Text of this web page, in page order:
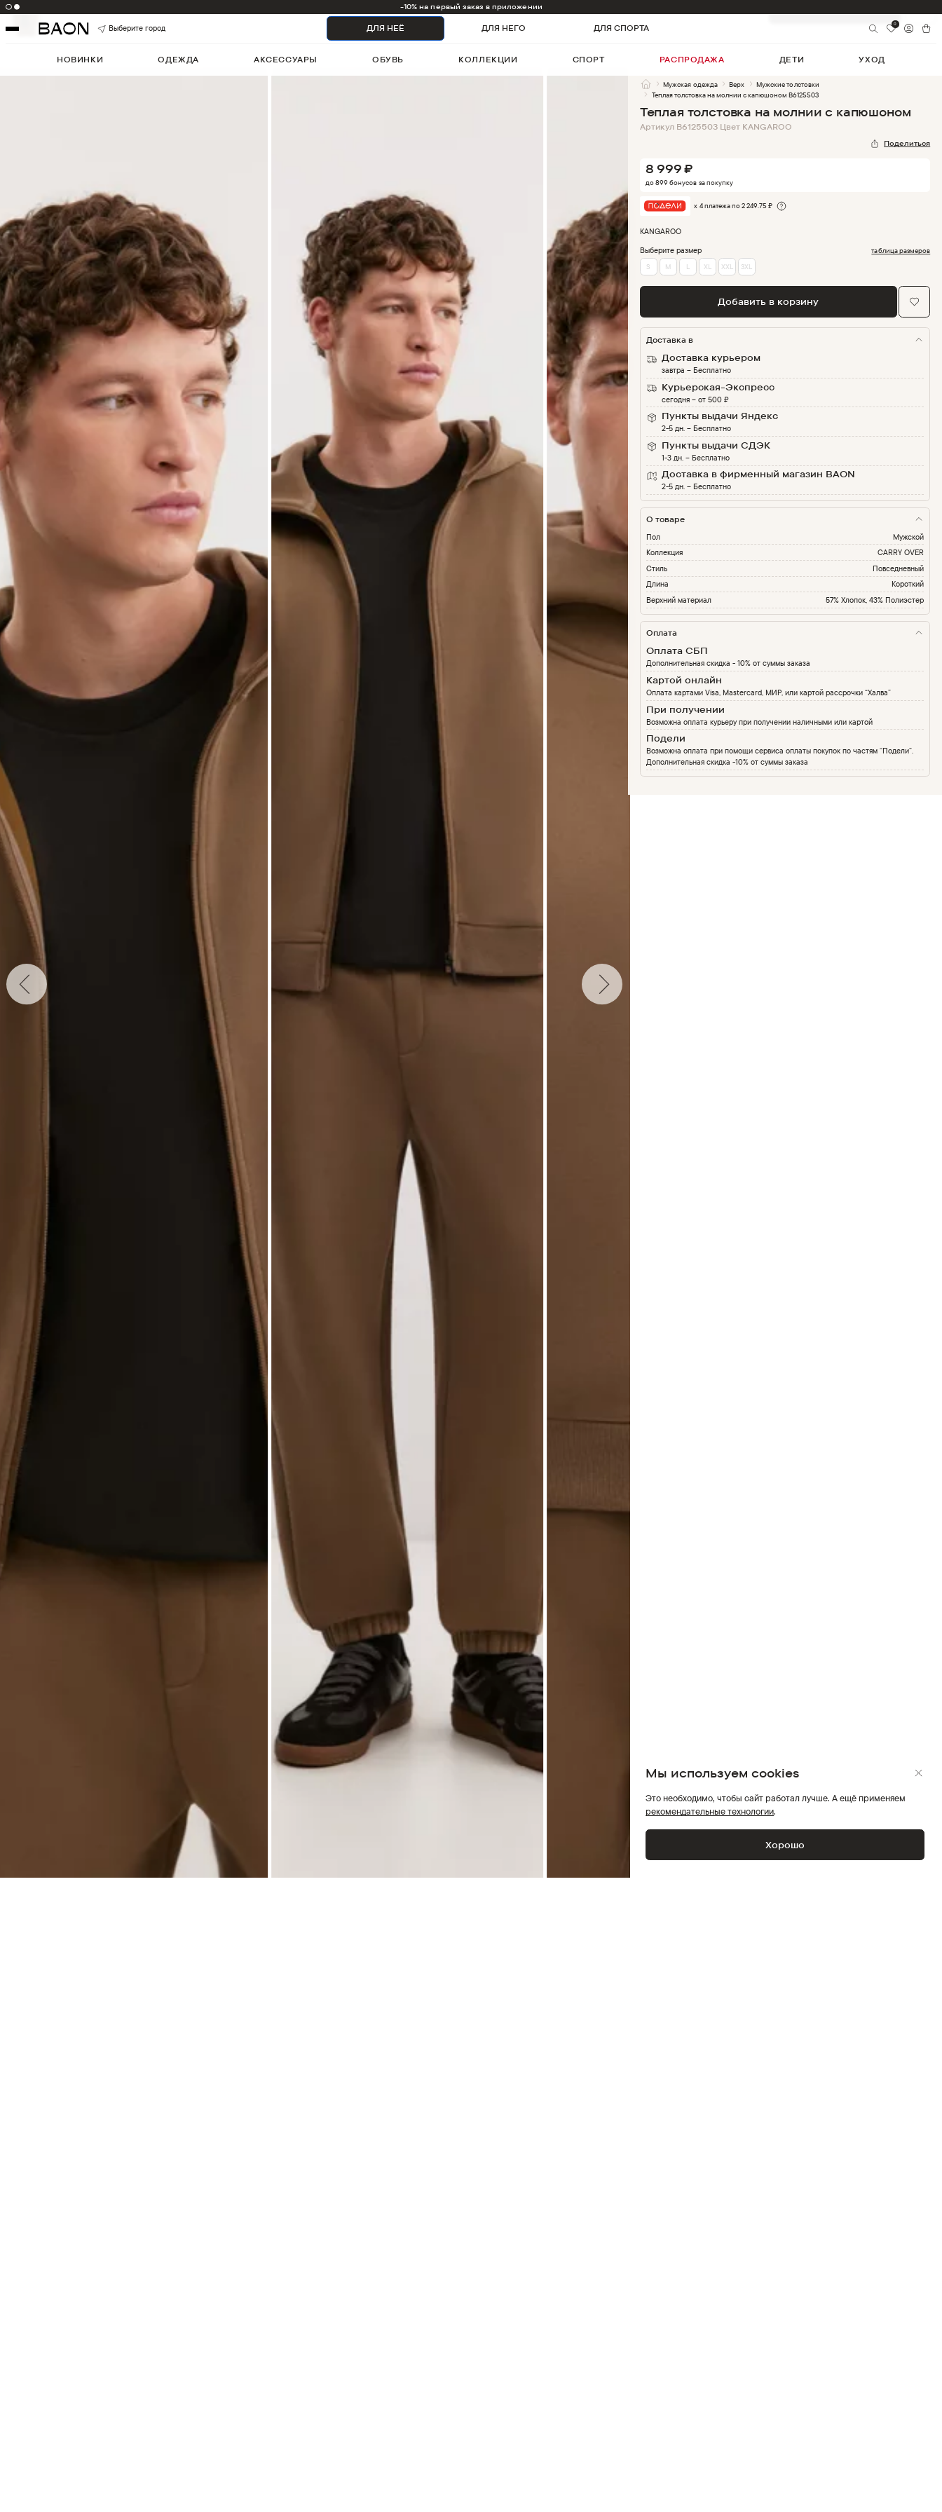
1000 бонусов на первый заказ
Выберите город ДЛЯ НЕЁ ДЛЯ НЕГО ДЛЯ СПОРТА 0
НОВИНКИ ОДЕЖДА АКСЕССУАРЫ ОБУВЬ КОЛЛЕКЦИИ СПОРТ РАСПРОДАЖА ДЕТИ УХОД
5
Мужская одежда Верх
Мужские толстовки
Теплая толстовка на молнии с капюшоном B6125503
Теплая толстовка на молнии с капюшоном
Артикул B6125503 Цвет KANGAROO
Поделиться
8 999 ₽
до899бонусов за покупку
х 4 платежа по2 249.75 ₽
KANGAROO
Выберите размер
таблица размеров
S
M L XL XXL 3XL
Добавить в корзину
Доставка в
Доставка курьером
завтра – Бесплатно
Курьерская-Экспресс
сегодня– от 500 ₽
Пункты выдачи Яндекс
2-5 дн.– Бесплатно
Пункты выдачи СДЭК
1-3 дн. – Бесплатно
Доставка в фирменный магазин BAON
2-5 дн.– Бесплатно
О товаре
Пол
Мужской
Коллекция
CARRY OVER
Стиль
Повседневный
Длина
Короткий
Верхний материал
57% Хлопок, 43% Полиэстер
Оплата
Оплата СБП
Дополнительная скидка - 10% от суммы заказа
Картой онлайн
Оплата картами Visa, Mastercard, МИР, или картой рассрочки “Халва”
При получении
Возможна оплата курьеру при получении наличными или картой
Подели
Возможна оплата при помощи сервиса оплаты покупок по частям “Подели”.
Дополнительная скидка -10% от суммы заказа
Мы используем cookies
Это необходимо, чтобы сайт работал лучше. А ещё применяем
рекомендательные технологии.
Хорошо